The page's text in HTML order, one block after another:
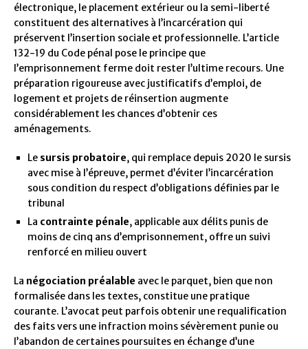
électronique, le placement extérieur ou la semi-liberté
constituent des alternatives à l’incarcération qui
préservent l’insertion sociale et professionnelle. L’article
132-19 du Code pénal pose le principe que
l’emprisonnement ferme doit rester l’ultime recours. Une
préparation rigoureuse avec justificatifs d’emploi, de
logement et projets de réinsertion augmente
considérablement les chances d’obtenir ces
aménagements.
Le sursis probatoire, qui remplace depuis 2020 le sursis
avec mise à l’épreuve, permet d’éviter l’incarcération
sous condition du respect d’obligations définies par le
tribunal
La contrainte pénale, applicable aux délits punis de
moins de cinq ans d’emprisonnement, offre un suivi
renforcé en milieu ouvert
La négociation préalable avec le parquet, bien que non
formalisée dans les textes, constitue une pratique
courante. L’avocat peut parfois obtenir une requalification
des faits vers une infraction moins sévèrement punie ou
l’abandon de certaines poursuites en échange d’une